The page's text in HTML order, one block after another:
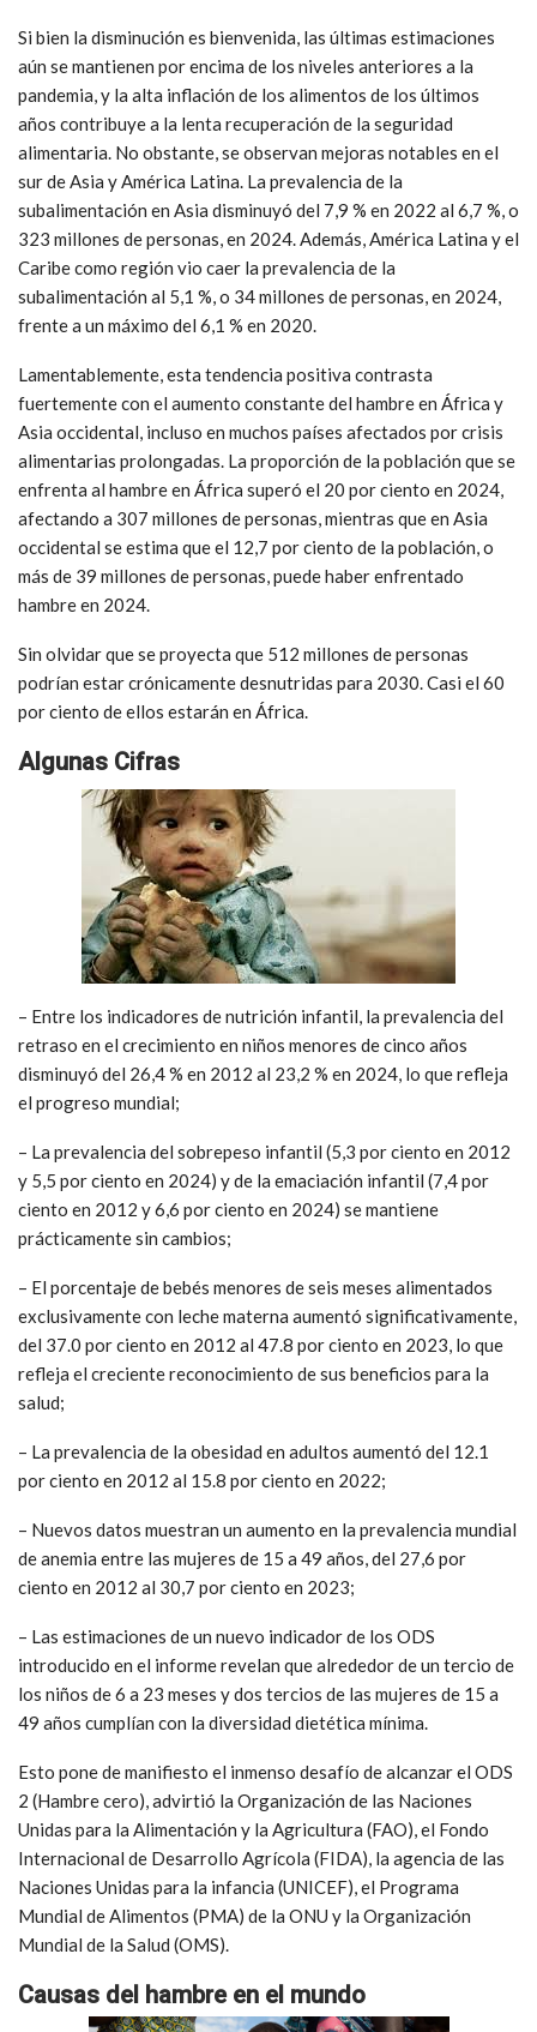
Si bien la disminución es bienvenida, las últimas estimaciones
aún se mantienen por encima de los niveles anteriores a la
pandemia, y la alta inflación de los alimentos de los últimos
años contribuye a la lenta recuperación de la seguridad
alimentaria. No obstante, se observan mejoras notables en el
sur de Asia y América Latina. La prevalencia de la
subalimentación en Asia disminuyó del 7,9 % en 2022 al 6,7 %, o
323 millones de personas, en 2024. Además, América Latina y el
Caribe como región vio caer la prevalencia de la
subalimentación al 5,1 %, o 34 millones de personas, en 2024,
frente a un máximo del 6,1 % en 2020.
Lamentablemente, esta tendencia positiva contrasta
fuertemente con el aumento constante del hambre en África y
Asia occidental, incluso en muchos países afectados por crisis
alimentarias prolongadas. La proporción de la población que se
enfrenta al hambre en África superó el 20 por ciento en 2024,
afectando a 307 millones de personas, mientras que en Asia
occidental se estima que el 12,7 por ciento de la población, o
más de 39 millones de personas, puede haber enfrentado
hambre en 2024.
Sin olvidar que se proyecta que 512 millones de personas
podrían estar crónicamente desnutridas para 2030. Casi el 60
por ciento de ellos estarán en África.
Algunas Cifras
– Entre los indicadores de nutrición infantil, la prevalencia del
retraso en el crecimiento en niños menores de cinco años
disminuyó del 26,4 % en 2012 al 23,2 % en 2024, lo que refleja
el progreso mundial;
– La prevalencia del sobrepeso infantil (5,3 por ciento en 2012
y 5,5 por ciento en 2024) y de la emaciación infantil (7,4 por
ciento en 2012 y 6,6 por ciento en 2024) se mantiene
prácticamente sin cambios;
– El porcentaje de bebés menores de seis meses alimentados
exclusivamente con leche materna aumentó significativamente,
del 37.0 por ciento en 2012 al 47.8 por ciento en 2023, lo que
refleja el creciente reconocimiento de sus beneficios para la
salud;
– La prevalencia de la obesidad en adultos aumentó del 12.1
por ciento en 2012 al 15.8 por ciento en 2022;
– Nuevos datos muestran un aumento en la prevalencia mundial
de anemia entre las mujeres de 15 a 49 años, del 27,6 por
ciento en 2012 al 30,7 por ciento en 2023;
– Las estimaciones de un nuevo indicador de los ODS
introducido en el informe revelan que alrededor de un tercio de
los niños de 6 a 23 meses y dos tercios de las mujeres de 15 a
49 años cumplían con la diversidad dietética mínima.
Esto pone de manifiesto el inmenso desafío de alcanzar el ODS
2 (Hambre cero), advirtió la Organización de las Naciones
Unidas para la Alimentación y la Agricultura (FAO), el Fondo
Internacional de Desarrollo Agrícola (FIDA), la agencia de las
Naciones Unidas para la infancia (UNICEF), el Programa
Mundial de Alimentos (PMA) de la ONU y la Organización
Mundial de la Salud (OMS).
Causas del hambre en el mundo